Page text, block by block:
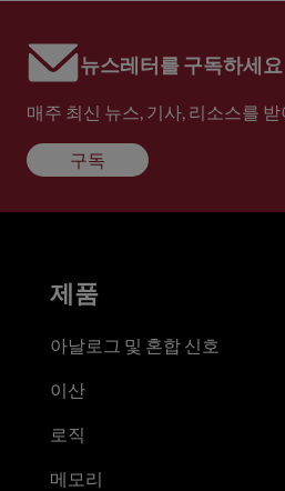
뉴스레터를 구독하세요
매주 최신 뉴스, 기사, 리소스를
구독
제품
아날로그 및 혼합 신호
이산
로직
메모리